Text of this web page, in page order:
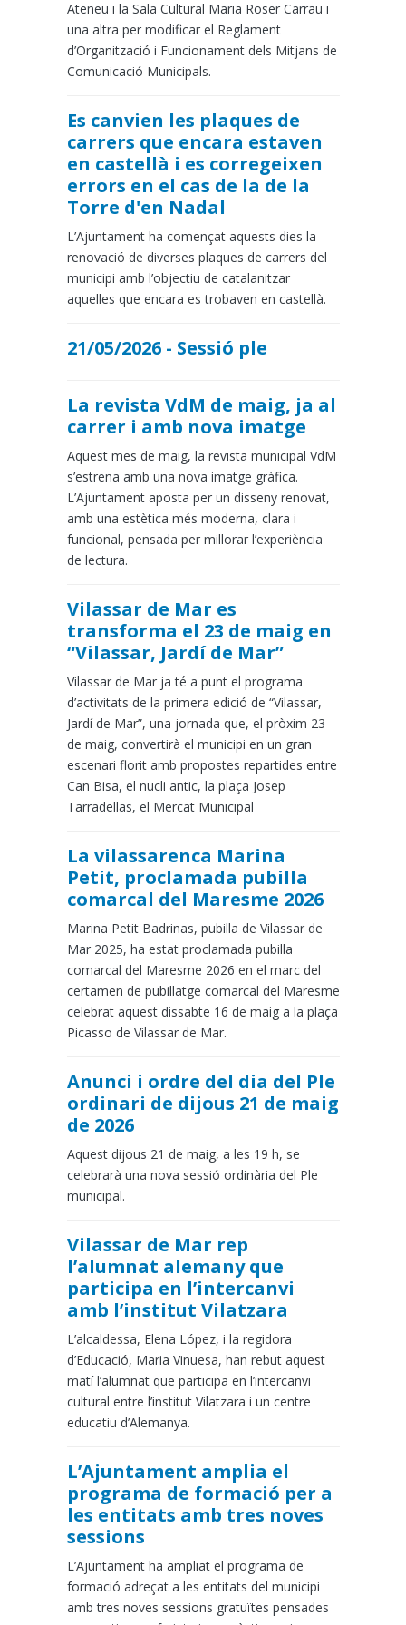
Ateneu i la Sala Cultural Maria Roser Carrau i
una altra per modificar el Reglament
d’Organització i Funcionament dels Mitjans de
Comunicació Municipals.
Es canvien les plaques de
carrers que encara estaven
en castellà i es corregeixen
errors en el cas de la de la
Torre d'en Nadal
L’Ajuntament ha començat aquests dies la
renovació de diverses plaques de carrers del
municipi amb l’objectiu de catalanitzar
aquelles que encara es trobaven en castellà.
21/05/2026 - Sessió ple
La revista VdM de maig, ja al
carrer i amb nova imatge
Aquest mes de maig, la revista municipal VdM
s’estrena amb una nova imatge gràfica.
L’Ajuntament aposta per un disseny renovat,
amb una estètica més moderna, clara i
funcional, pensada per millorar l’experiència
de lectura.
Vilassar de Mar es
transforma el 23 de maig en
“Vilassar, Jardí de Mar”
Vilassar de Mar ja té a punt el programa
d’activitats de la primera edició de “Vilassar,
Jardí de Mar”, una jornada que, el pròxim 23
de maig, convertirà el municipi en un gran
escenari florit amb propostes repartides entre
Can Bisa, el nucli antic, la plaça Josep
Tarradellas, el Mercat Municipal
La vilassarenca Marina
Petit, proclamada pubilla
comarcal del Maresme 2026
Marina Petit Badrinas, pubilla de Vilassar de
Mar 2025, ha estat proclamada pubilla
comarcal del Maresme 2026 en el marc del
certamen de pubillatge comarcal del Maresme
celebrat aquest dissabte 16 de maig a la plaça
Picasso de Vilassar de Mar.
Anunci i ordre del dia del Ple
ordinari de dijous 21 de maig
de 2026
Aquest dijous 21 de maig, a les 19 h, se
celebrarà una nova sessió ordinària del Ple
municipal.
Vilassar de Mar rep
l’alumnat alemany que
participa en l’intercanvi
amb l’institut Vilatzara
L’alcaldessa, Elena López, i la regidora
d’Educació, Maria Vinuesa, han rebut aquest
matí l’alumnat que participa en l’intercanvi
cultural entre l’institut Vilatzara i un centre
educatiu d’Alemanya.
L’Ajuntament amplia el
programa de formació per a
les entitats amb tres noves
sessions
L’Ajuntament ha ampliat el programa de
formació adreçat a les entitats del municipi
amb tres noves sessions gratuïtes pensades